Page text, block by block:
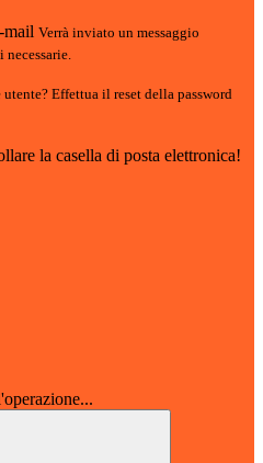
mail Verrà inviato un messaggio
Effettua il reset della password
la casella di posta elettronica!